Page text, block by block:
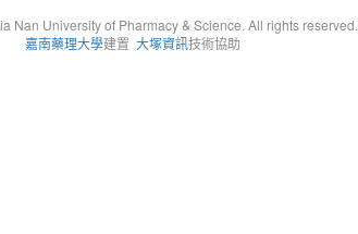
Nan University of Pharmacy & Science. All rights reserved.
嘉南藥理大學建置 大塚資訊技術協助